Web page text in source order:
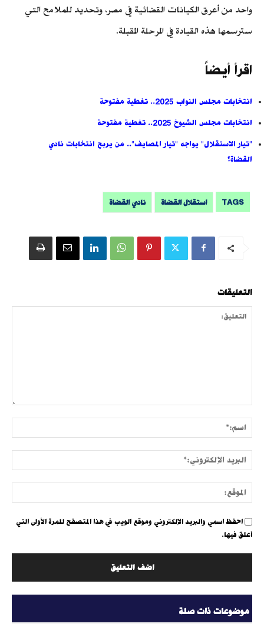
واحد من أعرق الكيانات القضائية في مصر، وتحديد للملامح التي
سترسمها هذه القيادة في المرحلة المقبلة.
اقرأ أيضاً
انتخابات مجلس النواب 2025.. تغطية مفتوحة
انتخابات مجلس الشيوخ 2025.. تغطية مفتوحة
"تيار الاستقلال" يواجه "تيار المصايف".. من يربح انتخابات نادي
القضاة؟
TAGS استقلال القضاة نادي القضاة
التعليقات
احفظ اسمي والبريد الإلكتروني وموقع الويب في هذا المتصفح للمرة الأولى التي
أعلق فيها.
موضوعات ذات صلة